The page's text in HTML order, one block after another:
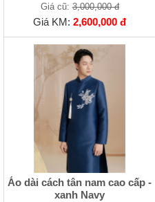
Giá cũ:3,000,000 đ
Giá KM:2,600,000 đ
Áo dài cách tân nam cao cấp -
xanh Navy